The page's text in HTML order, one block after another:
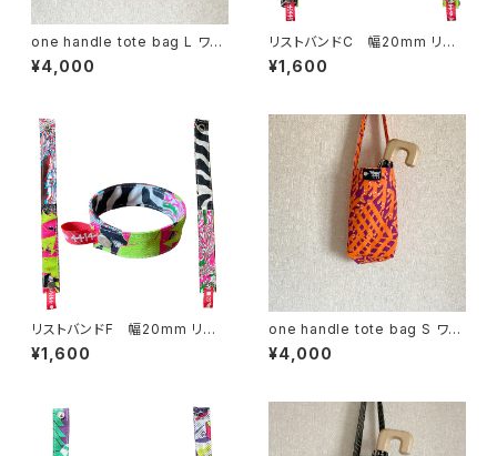
one handle tote bag L ワン
ハンドル トートバッグ c
¥4,000
リストバンドC 幅20mm リバ
ーシブル
¥1,600
リストバンドF 幅20mm リバ
ーシブル
¥1,600
one handle tote bag S ワン
ハンドル トートバッグ n
¥4,000